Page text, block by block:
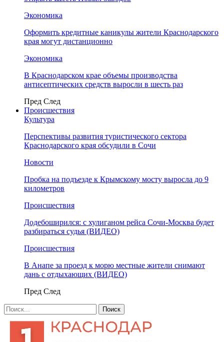
Экономика
Оформить кредитные каникулы жители Краснодарского
края могут дистанционно
Экономика
В Краснодарском крае объемы производства
антисептических средств выросли в шесть раз
Пред След
Происшествия
Культура
Перспективы развития туристического сектора
Краснодарского края обсудили в Сочи
Новости
Пробка на подъезде к Крымскому мосту выросла до 9
километров
Происшествия
Додебоширился: с хулиганом рейса Сочи-Москва будет
разбираться судья (ВИДЕО)
Происшествия
В Анапе за проезд к морю местные жители снимают
дань с отдыхающих (ВИДЕО)
Пред След